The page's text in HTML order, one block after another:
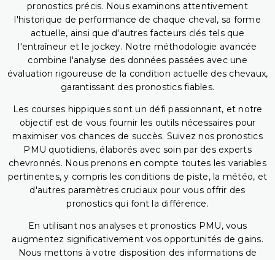
pronostics précis. Nous examinons attentivement
l'historique de performance de chaque cheval, sa forme
actuelle, ainsi que d'autres facteurs clés tels que
l'entraîneur et le jockey. Notre méthodologie avancée
combine l'analyse des données passées avec une
évaluation rigoureuse de la condition actuelle des chevaux,
garantissant des pronostics fiables.
Les courses hippiques sont un défi passionnant, et notre
objectif est de vous fournir les outils nécessaires pour
maximiser vos chances de succès. Suivez nos pronostics
PMU quotidiens, élaborés avec soin par des experts
chevronnés. Nous prenons en compte toutes les variables
pertinentes, y compris les conditions de piste, la météo, et
d'autres paramètres cruciaux pour vous offrir des
pronostics qui font la différence.
En utilisant nos analyses et pronostics PMU, vous
augmentez significativement vos opportunités de gains.
Nous mettons à votre disposition des informations de